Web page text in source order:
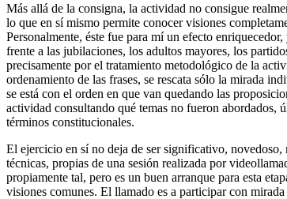
Más allá de la consigna, la actividad no consigue
lo que en sí mismo permite conocer visiones
Personalmente, éste fue para mí un efecto
frente a las jubilaciones, los adultos mayores, los
precisamente por el tratamiento metodológico de la
ordenamiento de las frases, se rescata sólo la mirada
se está con el orden en que van quedando las
actividad consultando qué temas no fueron abordados,
términos constitucionales.
El ejercicio en sí no deja de ser significativo,
técnicas, propias de una sesión realizada por
propiamente tal, pero es un buen arranque para esta
visiones comunes. El llamado es a participar con